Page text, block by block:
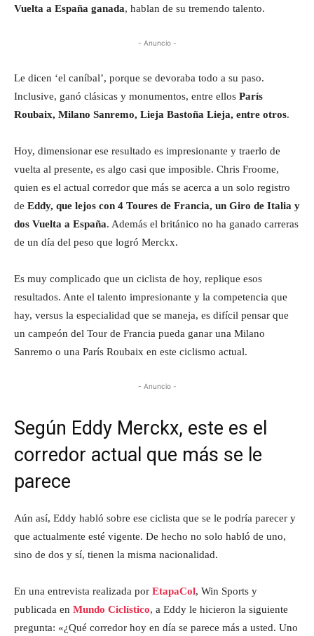
Vuelta a España ganada, hablan de su tremendo talento.
- Anuncio -
Le dicen ‘el caníbal’, porque se devoraba todo a su paso.
Inclusive, ganó clásicas y monumentos, entre ellos París
Roubaix, Milano Sanremo, Lieja Bastoña Lieja, entre otros.
Hoy, dimensionar ese resultado es impresionante y traerlo de
vuelta al presente, es algo casi que imposible. Chris Froome,
quien es el actual corredor que más se acerca a un solo registro
de Eddy, que lejos con 4 Toures de Francia, un Giro de Italia y
dos Vuelta a España. Además el británico no ha ganado carreras
de un día del peso que logró Merckx.
Es muy complicado que un ciclista de hoy, replique esos
resultados. Ante el talento impresionante y la competencia que
hay, versus la especialidad que se maneja, es difícil pensar que
un campeón del Tour de Francia pueda ganar una Milano
Sanremo o una París Roubaix en este ciclismo actual.
- Anuncio -
Según Eddy Merckx, este es el
corredor actual que más se le
parece
Aún así, Eddy habló sobre ese ciclista que se le podría parecer y
que actualmente esté vigente. De hecho no solo habló de uno,
sino de dos y sí, tienen la misma nacionalidad.
En una entrevista realizada por EtapaCol, Win Sports y
publicada en Mundo Ciclístico, a Eddy le hicieron la siguiente
pregunta: «¿Qué corredor hoy en día se parece más a usted. Uno